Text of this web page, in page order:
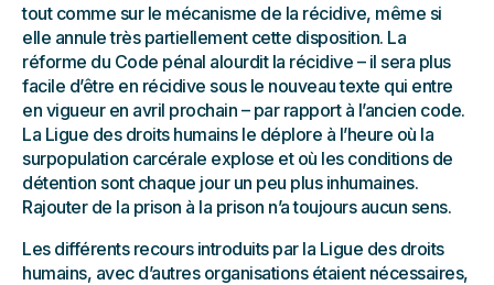
tout comme sur le mécanisme de la récidive, même si
elle annule très partiellement cette disposition. La
réforme du Code pénal alourdit la récidive – il sera plus
facile d’être en récidive sous le nouveau texte qui entre
en vigueur en avril prochain – par rapport à l’ancien code.
La Ligue des droits humains le déplore à l’heure où la
surpopulation carcérale explose et où les conditions de
détention sont chaque jour un peu plus inhumaines.
Rajouter de la prison à la prison n’a toujours aucun sens.
Les différents recours introduits par la Ligue des droits
humains, avec d’autres organisations étaient nécessaires,